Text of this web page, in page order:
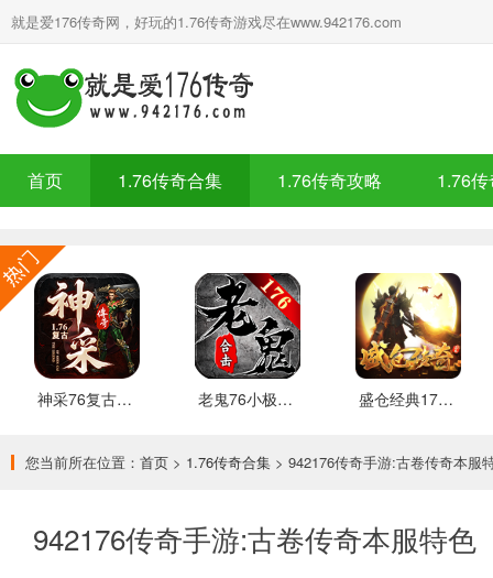
就是爱176传奇网，好玩的1.76传奇游戏尽在www.942176.com
首页 1.76传奇合集 1.76传奇攻略 1.76
神采76复古加强版 安卓下载 老鬼76小极品合击 推荐 盛仓经典176 安卓下载
您当前所在位置： 首页 > 1.76传奇合集 > 942176传奇手游:古卷传奇本服
942176传奇手游:古卷传奇本服特色